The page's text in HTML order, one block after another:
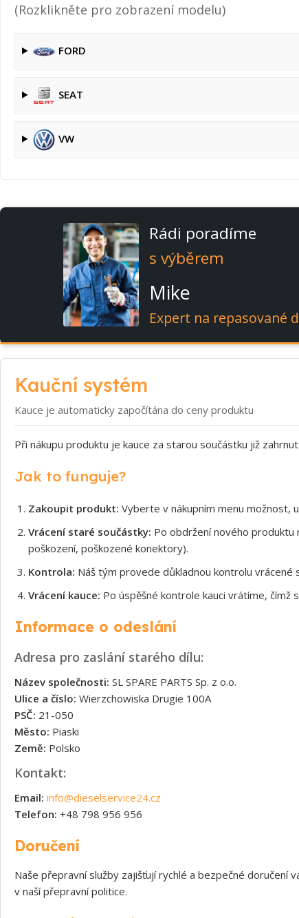
(Rozklikněte pro zobrazení modelu)
FORD
SEAT
VW
Rádi poradíme
s výběrem
Mike
Expert na repasované
Kauční systém
Kauce je automaticky započítána do ceny produktu
Při nákupu produktu je kauce za starou součástku již
Jak to funguje?
Zakoupit produkt: Vyberte v nákupním menu možnost,
Vrácení staré součástky: Po obdržení nového produktu
poškození, poškozené konektory).
Kontrola: Náš tým provede důkladnou kontrolu
Vrácení kauce: Po úspěšné kontrole kauci vrátíme, čímž
Informace o odeslání
Adresa pro zaslání starého dílu:
Název společnosti: SL SPARE PARTS Sp. z o.o.
Ulice a číslo: Wierzchowiska Drugie 100A
PSČ: 21-050
Město: Piaski
Země: Polsko
Kontakt:
Email: info@dieselservice24.cz
Telefon: +48 798 956 956
Doručení
Naše přepravní služby zajišťují rychlé a bezpečné doručení
v naší přepravní politice.